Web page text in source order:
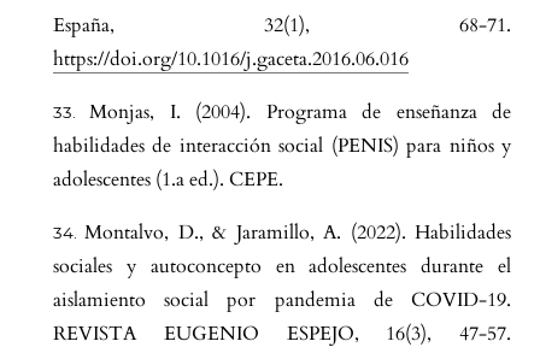
España, 32(1), 68-71.
https://doi.org/10.1016/j.gaceta.2016.06.016
Monjas, I. (2004). Programa de enseñanza de
habilidades de interacción social (PENIS) para niños y
adolescentes (1.a ed.). CEPE.
Montalvo, D., & Jaramillo, A. (2022). Habilidades
sociales y autoconcepto en adolescentes durante el
aislamiento social por pandemia de COVID-19.
REVISTA EUGENIO ESPEJO, 16(3), 47-57.